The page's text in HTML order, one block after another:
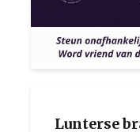
Lunterse